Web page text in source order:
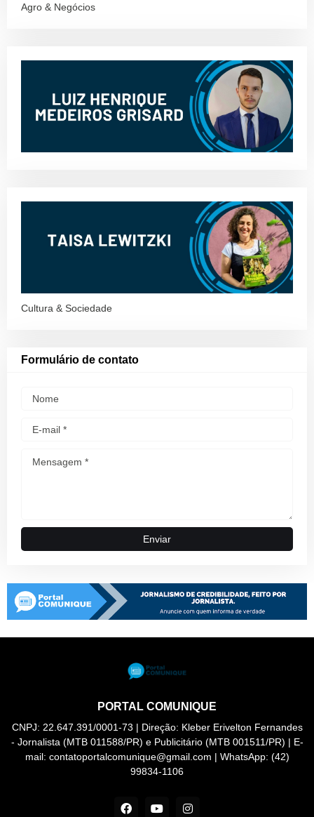
Agro & Negócios
Cultura & Sociedade
Formulário de contato
PORTAL COMUNIQUE
CNPJ: 22.647.391/0001-73 | Direção: Kleber Erivelton Fernandes
- Jornalista (MTB 011588/PR) e Publicitário (MTB 001511/PR) | E-
mail: contatoportalcomunique@gmail.com | WhatsApp: (42)
99834-1106